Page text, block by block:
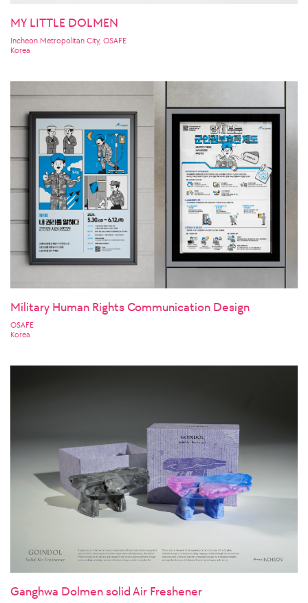
MY LITTLE DOLMEN
Incheon Metropolitan City, OSAFE
Korea
Military Human Rights Communication Design
OSAFE
Korea
Ganghwa Dolmen solid Air Freshener